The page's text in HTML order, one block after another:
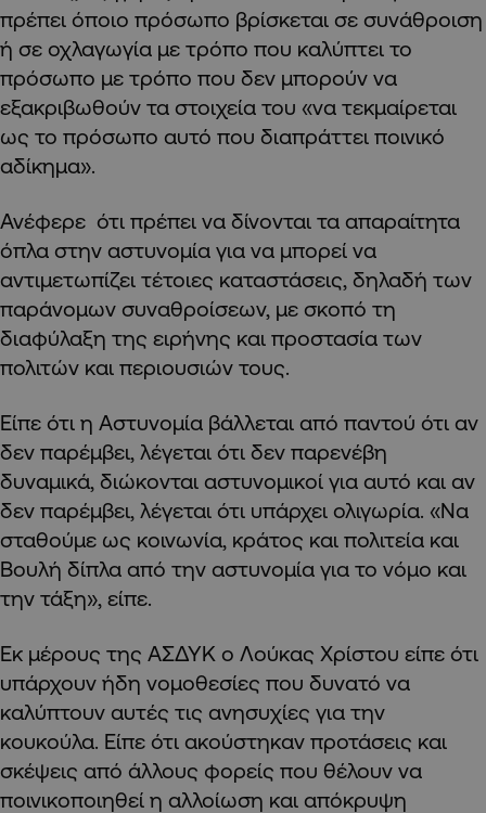
πρέπει όποιο πρόσωπο βρίσκεται σε συνάθροιση
ή σε οχλαγωγία με τρόπο που καλύπτει το
πρόσωπο με τρόπο που δεν μπορούν να
εξακριβωθούν τα στοιχεία του «να τεκμαίρεται
ως το πρόσωπο αυτό που διαπράττει ποινικό
αδίκημα».
Ανέφερε ότι πρέπει να δίνονται τα απαραίτητα
όπλα στην αστυνομία για να μπορεί να
αντιμετωπίζει τέτοιες καταστάσεις, δηλαδή των
παράνομων συναθροίσεων, με σκοπό τη
διαφύλαξη της ειρήνης και προστασία των
πολιτών και περιουσιών τους.
Είπε ότι η Αστυνομία βάλλεται από παντού ότι αν
δεν παρέμβει, λέγεται ότι δεν παρενέβη
δυναμικά, διώκονται αστυνομικοί για αυτό και αν
δεν παρέμβει, λέγεται ότι υπάρχει ολιγωρία. «Να
σταθούμε ως κοινωνία, κράτος και πολιτεία και
Βουλή δίπλα από την αστυνομία για το νόμο και
την τάξη», είπε.
Εκ μέρους της ΑΣΔΥΚ ο Λούκας Χρίστου είπε ότι
υπάρχουν ήδη νομοθεσίες που δυνατό να
καλύπτουν αυτές τις ανησυχίες για την
κουκούλα. Είπε ότι ακούστηκαν προτάσεις και
σκέψεις από άλλους φορείς που θέλουν να
ποινικοποιηθεί η αλλοίωση και απόκρυψη